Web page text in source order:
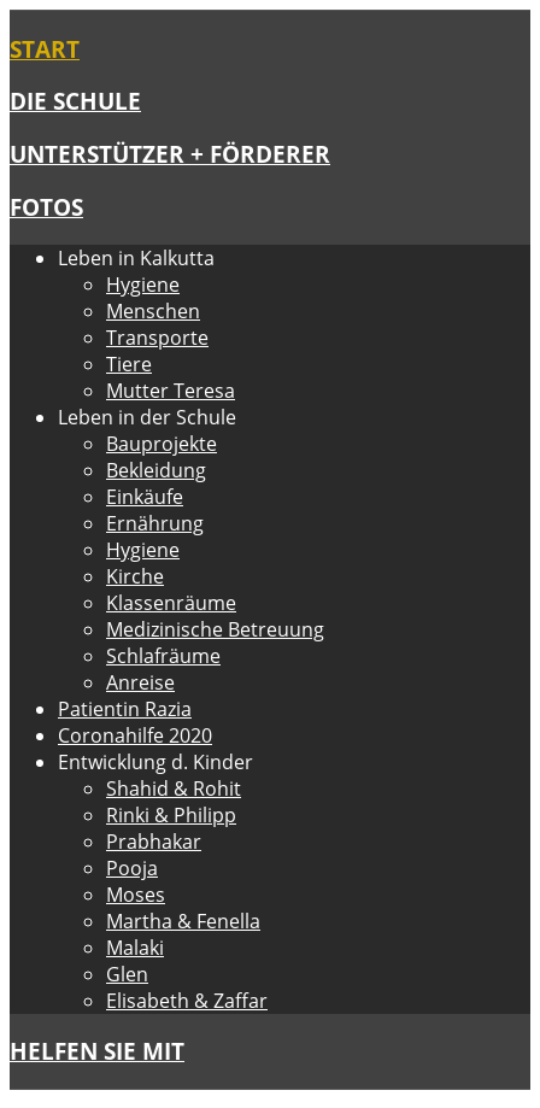
START
DIE SCHULE
UNTERSTÜTZER + FÖRDERER
FOTOS
Leben in Kalkutta
Hygiene
Menschen
Transporte
Tiere
Mutter Teresa
Leben in der Schule
Bauprojekte
Bekleidung
Einkäufe
Ernährung
Hygiene
Kirche
Klassenräume
Medizinische Betreuung
Schlafräume
Anreise
Patientin Razia
Coronahilfe 2020
Entwicklung d. Kinder
Shahid & Rohit
Rinki & Philipp
Prabhakar
Pooja
Moses
Martha & Fenella
Malaki
Glen
Elisabeth & Zaffar
HELFEN SIE MIT